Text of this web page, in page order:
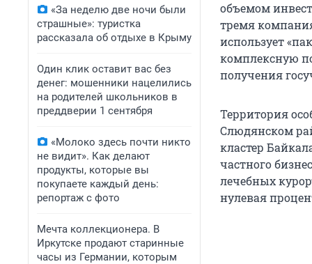
«За неделю две ночи были
страшные»: туристка
рассказала об отдыхе в Крыму
Один клик оставит вас без
денег: мошенники нацелились
на родителей школьников в
преддверии 1 сентября
«Молоко здесь почти никто
не видит». Как делают
продукты, которые вы
покупаете каждый день:
репортаж с фото
Мечта коллекционера. В
Иркутске продают старинные
часы из Германии, которым
объемом
тремя
использует
комплексную
получения
Территория
Слюдянском
кластер
частного
лечебных
нулевая